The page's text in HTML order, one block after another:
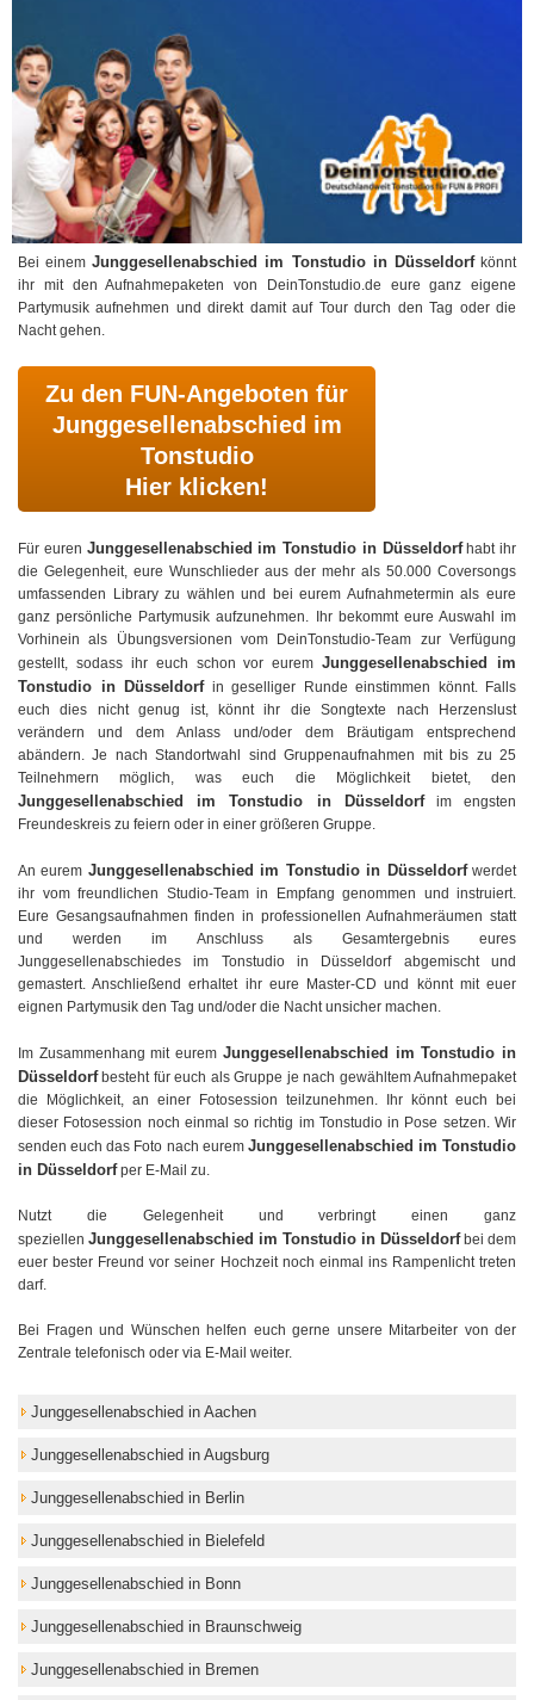
Bei einemJunggesellenabschied im Tonstudio in Düsseldorfkönnt
ihr mit den Aufnahmepaketen von DeinTonstudio.de eure ganz eigene
Partymusik aufnehmen und direkt damit auf Tour durch den Tag oder die
Nacht gehen.
Zu den FUN-Angeboten für
Junggesellenabschied im
Tonstudio
Hier klicken!
Für euren Junggesellenabschied im Tonstudio in Düsseldorfhabt ihr
die Gelegenheit, eure Wunschlieder aus der mehr als 50.000 Coversongs
umfassenden Library zu wählen und bei eurem Aufnahmetermin als eure
ganz persönliche Partymusik aufzunehmen. Ihr bekommt eure Auswahl im
Vorhinein als Übungsversionen vom DeinTonstudio-Team zur Verfügung
gestellt, sodass ihr euch schon vor euremJunggesellenabschied im
Tonstudio in Düsseldorfin geselliger Runde einstimmen könnt. Falls
euch dies nicht genug ist, könnt ihr die Songtexte nach Herzenslust
verändern und dem Anlass und/oder dem Bräutigam entsprechend
abändern. Je nach Standortwahl sind Gruppenaufnahmen mit bis zu 25
Teilnehmern möglich, was euch die Möglichkeit bietet, den
Junggesellenabschied im Tonstudio in Düsseldorfim engsten
Freundeskreis zu feiern oder in einer größeren Gruppe.
An eurem Junggesellenabschied im Tonstudio in Düsseldorfwerdet
ihr vom freundlichen Studio-Team in Empfang genommen und instruiert.
Eure Gesangsaufnahmen finden in professionellen Aufnahmeräumen statt
und werden im Anschluss als Gesamtergebnis eures
Junggesellenabschiedes im Tonstudio in Düsseldorf abgemischt und
gemastert. Anschließend erhaltet ihr eure Master-CD und könnt mit euer
eignen Partymusik den Tag und/oder die Nacht unsicher machen.
Im Zusammenhang mit eurem Junggesellenabschied im Tonstudio in
Düsseldorfbesteht für euch als Gruppe je nach gewähltem Aufnahmepaket
die Möglichkeit, an einer Fotosession teilzunehmen. Ihr könnt euch bei
dieser Fotosession noch einmal so richtig im Tonstudio in Pose setzen. Wir
senden euch das Foto nach eurem Junggesellenabschied im Tonstudio
in Düsseldorfper E-Mail zu.
Nutzt die Gelegenheit und verbringt einen ganz
speziellen Junggesellenabschied im Tonstudio in Düsseldorfbei dem
euer bester Freund vor seiner Hochzeit noch einmal ins Rampenlicht treten
darf.
Bei Fragen und Wünschen helfen euch gerne unsere Mitarbeiter von der
Zentrale telefonisch oder via E-Mail weiter.
Junggesellenabschied in Aachen
Junggesellenabschied in Augsburg
Junggesellenabschied in Berlin
Junggesellenabschied in Bielefeld
Junggesellenabschied in Bonn
Junggesellenabschied in Braunschweig
Junggesellenabschied in Bremen